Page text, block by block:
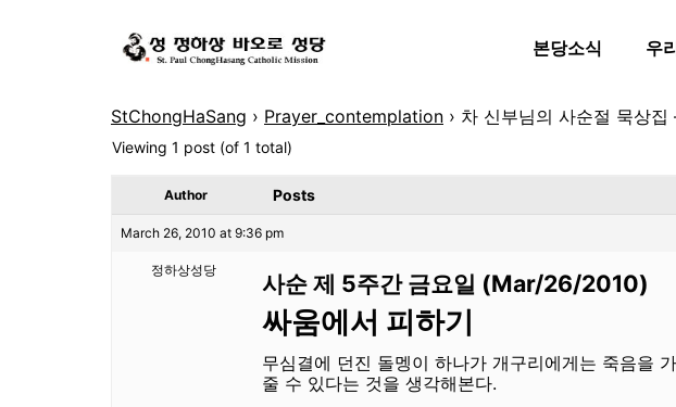
본당소식 우
StChongHaSang › Prayer_contemplation › 차 신부님의 사순절 묵상
Viewing 1 post (of 1 total)
Author Posts
March 26, 2010 at 9:36 pm
정하상성당 사순 제 5주간 금요일 (Mar/26/2010)
싸움에서 피하기
무심결에 던진 돌멩이 하나가 개구리에게는 죽음을
줄 수 있다는 것을 생각해본다.